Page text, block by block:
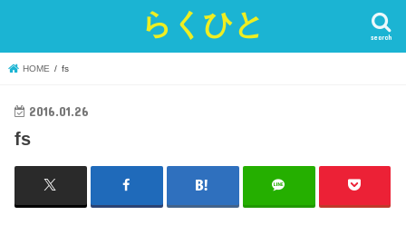
らくひと search
HOME fs
2016.01.26
fs